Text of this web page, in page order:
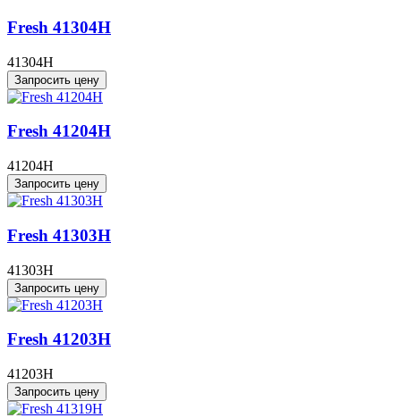
Fresh 41304H
41304H
Запросить цену
Fresh 41204H
41204H
Запросить цену
Fresh 41303H
41303H
Запросить цену
Fresh 41203H
41203H
Запросить цену